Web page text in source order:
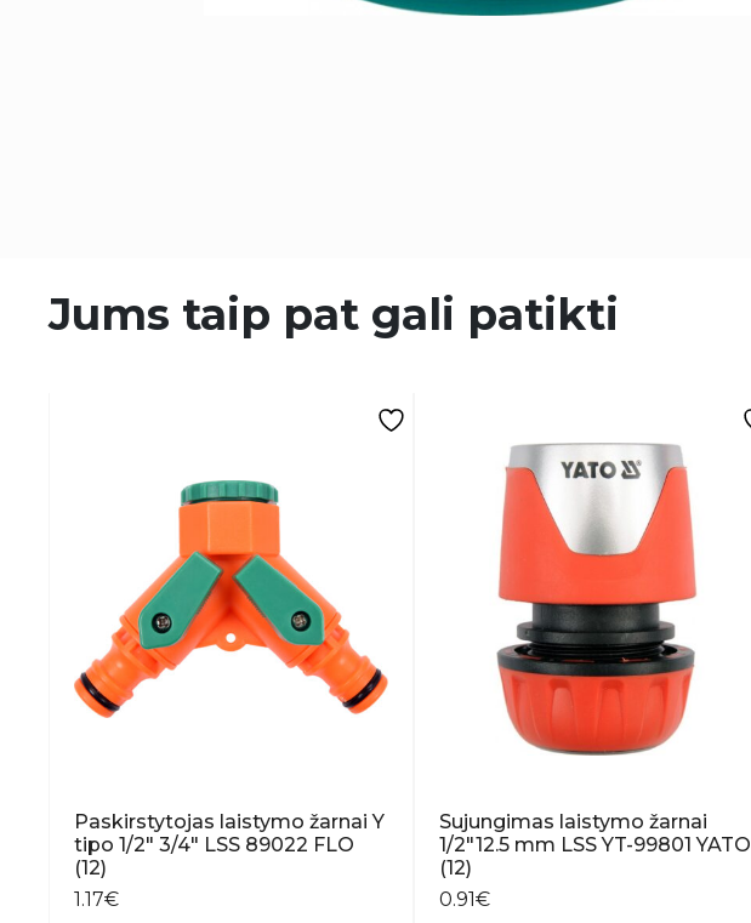
Jums taip pat gali patikti
Paskirstytojas laistymo žarnai Y
tipo 1/2″ 3/4″ LSS 89022 FLO
(12)
1.17€
Sujungimas laistymo žarnai
1/2″12.5 mm LSS YT-99801 YATO
(12)
0.91€